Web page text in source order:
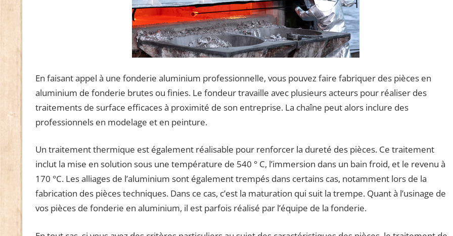
En faisant appel à une fonderie aluminium professionnelle, vous pouvez faire fabriquer des pièces en
aluminium de fonderie brutes ou finies. Le fondeur travaille avec plusieurs acteurs pour réaliser des
traitements de surface efficaces à proximité de son entreprise. La chaîne peut alors inclure des
professionnels en modelage et en peinture.
Un traitement thermique est également réalisable pour renforcer la dureté des pièces. Ce traitement
inclut la mise en solution sous une température de 540 ° C, l’immersion dans un bain froid, et le revenu à
170 °C. Les alliages de l’aluminium sont également trempés dans certains cas, notamment lors de la
fabrication des pièces techniques. Dans ce cas, c’est la maturation qui suit la trempe. Quant à l’usinage de
vos pièces de fonderie en aluminium, il est parfois réalisé par l’équipe de la fonderie.